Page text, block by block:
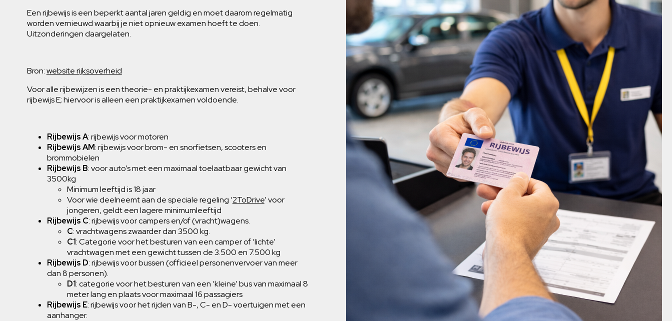
Een rijbewijs is een beperkt aantal jaren geldig en moet daarom regelmatig
worden vernieuwd waarbij je niet opnieuw examen hoeft te doen.
Uitzonderingen daargelaten.
Bron:website rijksoverheid
Voor alle rijbewijzen is een theorie- en praktijkexamen vereist, behalve voor
rijbewijs E; hiervoor is alleen een praktijkexamen voldoende.
Rijbewijs A: rijbewijs voor motoren
Rijbewijs AM: rijbewijs voor brom- en snorfietsen, scooters en
brommobielen
Rijbewijs B: voor auto’s met een maximaal toelaatbaar gewicht van
3500kg
Minimum leeftijd is 18 jaar
Voor wie deelneemt aan de speciale regeling ‘2ToDrive’ voor
jongeren, geldt een lagere minimumleeftijd
Rijbewijs C: rijbewijs voor campers en/of (vracht)wagens.
C: vrachtwagens zwaarder dan 3500 kg.
C1: Categorie voor het besturen van een camper of ‘lichte’
vrachtwagen met een gewicht tussen de 3.500 en 7.500 kg
Rijbewijs D: rijbewijs voor bussen (officieel personenvervoer van meer
dan 8 personen).
D1: categorie voor het besturen van een ‘kleine’ bus van maximaal 8
meter lang en plaats voor maximaal 16 passagiers
Rijbewijs E: rijbewijs voor het rijden van B-, C- en D- voertuigen met een
aanhanger.